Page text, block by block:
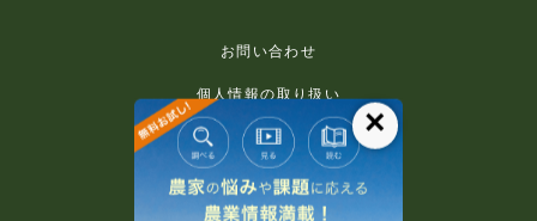
お問い合わせ
個人情報の取り扱い
免責事項
利用規約
×